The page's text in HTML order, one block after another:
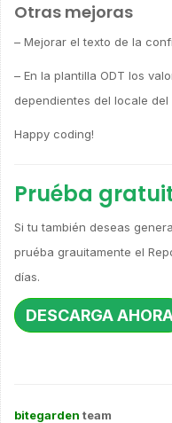
Otras mejoras
– Mejorar el texto de la
– En la plantilla ODT los
dependientes del locale del
Happy coding!
Pruéba
Si tu también deseas
pruéba grauitamente el
días.
DESCARGA
bitegarden team